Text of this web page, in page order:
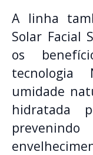
A linha
Solar Facial
os
tecnologia
umidade
hidratada